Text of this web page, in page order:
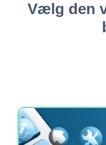
Vælg den